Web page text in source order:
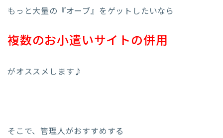
もっと大量の『オーブ』をゲットしたいなら
複数のお小遣いサイトの併用
がオススメします♪
そこで、管理人がおすすめする